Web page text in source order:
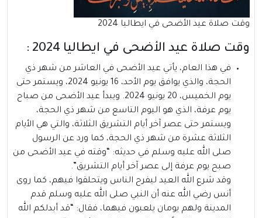
وقت صلاة عيد الأضحى في ايطاليا 2024
وقت صلاة عيد الأضحى في ايطاليا 2024 :
في هذا العام، يأتي عيد الأضحى في العاشر من شهر ذي
الحجة، والذي يوافق يوم الأحد، 16 يونيو 2024، ويستمر حتى
يوم الخميس، 20 يونيو 2024. ويبدأ عيد الأضحى من صباح
يوم عرفة، الذي هو اليوم التاسع من شهر ذي الحجة،
ويستمر حتى عصر آخر أيام التشريق الثلاثة، والتي هي الأيام
الثلاثة عشرة من شهر ذي الحجة، كما ورد عن الرسول
صلى الله عليه وسلم في حديثه: “وقته في عيد الأضحى من
صبح يوم عرفة إلى عصر آخر أيام التشريق”.
وقد شرع الله العيد ليفرح الناس ويتحلقوا فيهم، كما روى
أنس رضي الله عنه أن النبي صلى الله عليه وسلم قدم
المدينة ولهم يومان يلعبون فيهما، فقال: “قد أبدلكم الله